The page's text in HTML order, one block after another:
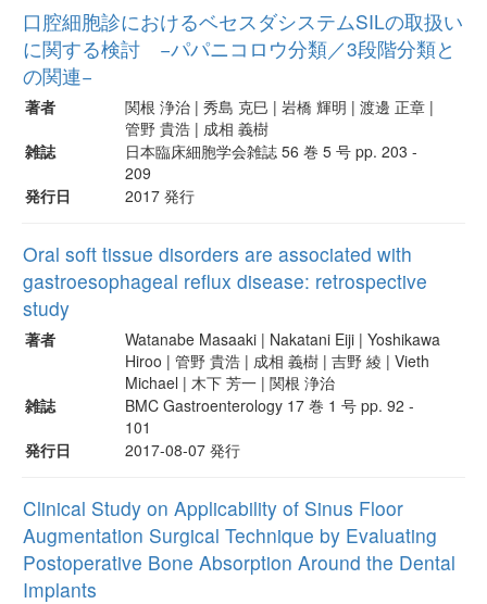
口腔細胞診におけるベセスダシステムSILの取扱い
に関する検討 −パパニコロウ分類／3段階分類と
の関連−
著者
関根 浄治 | 秀島 克巳 | 岩橋 輝明 | 渡邊 正章 |
管野 貴浩 | 成相 義樹
雑誌
日本臨床細胞学会雑誌 56 巻 5 号 pp. 203 -
209
発行日
2017 発行
Oral soft tissue disorders are associated with
gastroesophageal reflux disease: retrospective
study
著者
Watanabe Masaaki | Nakatani Eiji | Yoshikawa
Hiroo | 管野 貴浩 | 成相 義樹 | 吉野 綾 | Vieth
Michael | 木下 芳一 | 関根 浄治
雑誌
BMC Gastroenterology 17 巻 1 号 pp. 92 -
101
発行日
2017-08-07 発行
Clinical Study on Applicability of Sinus Floor
Augmentation Surgical Technique by Evaluating
Postoperative Bone Absorption Around the Dental
Implants